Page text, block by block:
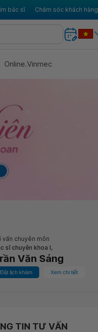
bác sĩ Chăm sóc khách hàng
Online.Vinmec
vấn chuyên môn
sĩ chuyên khoa I,
Văn Sáng
Đặt lịch khám Xem chi tiết
TIN TƯ VẤN